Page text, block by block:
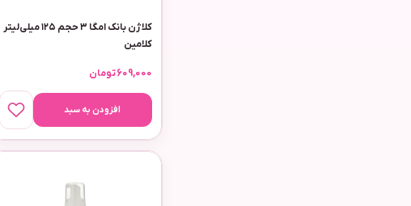
کلاژن بانک امگا ۳ حجم ۱۲۵ میلی‌لیتر
کلامین
609,000تومان
افزودن به سبد